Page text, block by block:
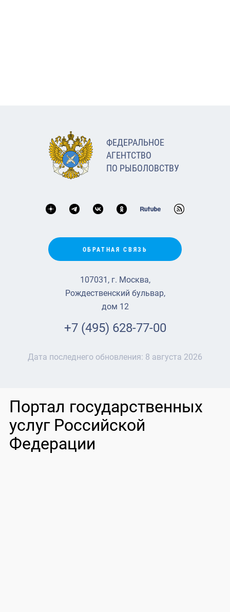
ФЕДЕРАЛЬНОЕ
АГЕНТСТВО
ПО РЫБОЛОВСТВУ
ОБРАТНАЯ СВЯЗЬ
107031, г. Москва,
Рождественский бульвар,
дом 12
+7 (495) 628-77-00
Дата последнего обновления: 8 августа 2026
Портал государственных
услуг Российской
Федерации